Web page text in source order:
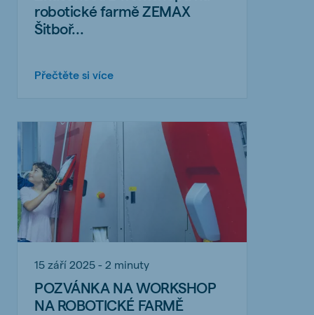
robotické farmě ZEMAX
Šitboř...
Přečtěte si více
15 září 2025 - 2 minuty
POZVÁNKA NA WORKSHOP
NA ROBOTICKÉ FARMĚ